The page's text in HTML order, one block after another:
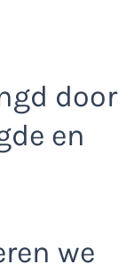
door
en
we